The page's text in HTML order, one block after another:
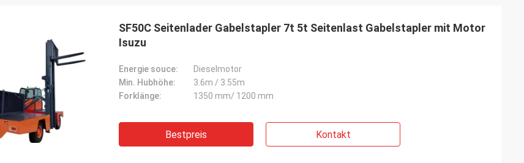
SF50C Seitenlader Gabelstapler 7t 5t Seitenlast Gabelstapler mit Motor
Isuzu
Energie souce:
Dieselmotor
Min. Hubhöhe:
3.6m / 3.55m
Forklänge:
1350 mm/ 1200 mm
Bestpreis Kontakt